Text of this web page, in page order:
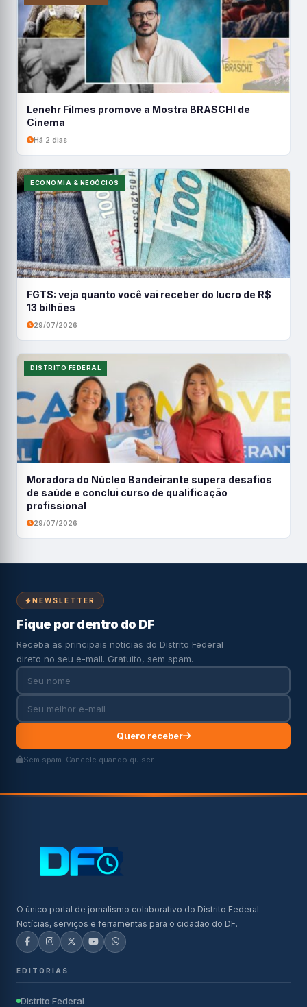
Lenehr Filmes promove a Mostra BRASCHI de
Cinema
Há 2 dias
ECONOMIA & NEGÓCIOS
FGTS: veja quanto você vai receber do lucro de R$
13 bilhões
29/07/2026
DISTRITO FEDERAL
Moradora do Núcleo Bandeirante supera desafios
de saúde e conclui curso de qualificação
profissional
29/07/2026
NEWSLETTER
Fique por dentro do DF
Receba as principais notícias do Distrito Federal
direto no seu e-mail. Gratuito, sem spam.
Quero receber
Sem spam. Cancele quando quiser.
O único portal de jornalismo colaborativo do Distrito Federal.
Notícias, serviços e ferramentas para o cidadão do DF.
EDITORIAS
Distrito Federal